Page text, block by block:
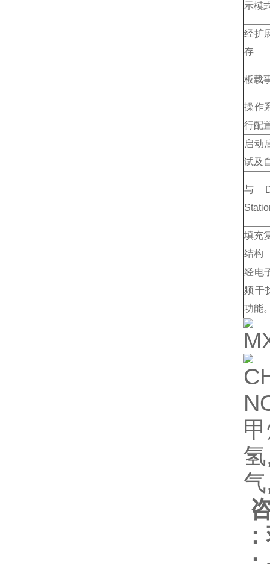
示模
经扩
存
板载
操作
行配
启动
试及
与
填充
结构
经电
频干
功能